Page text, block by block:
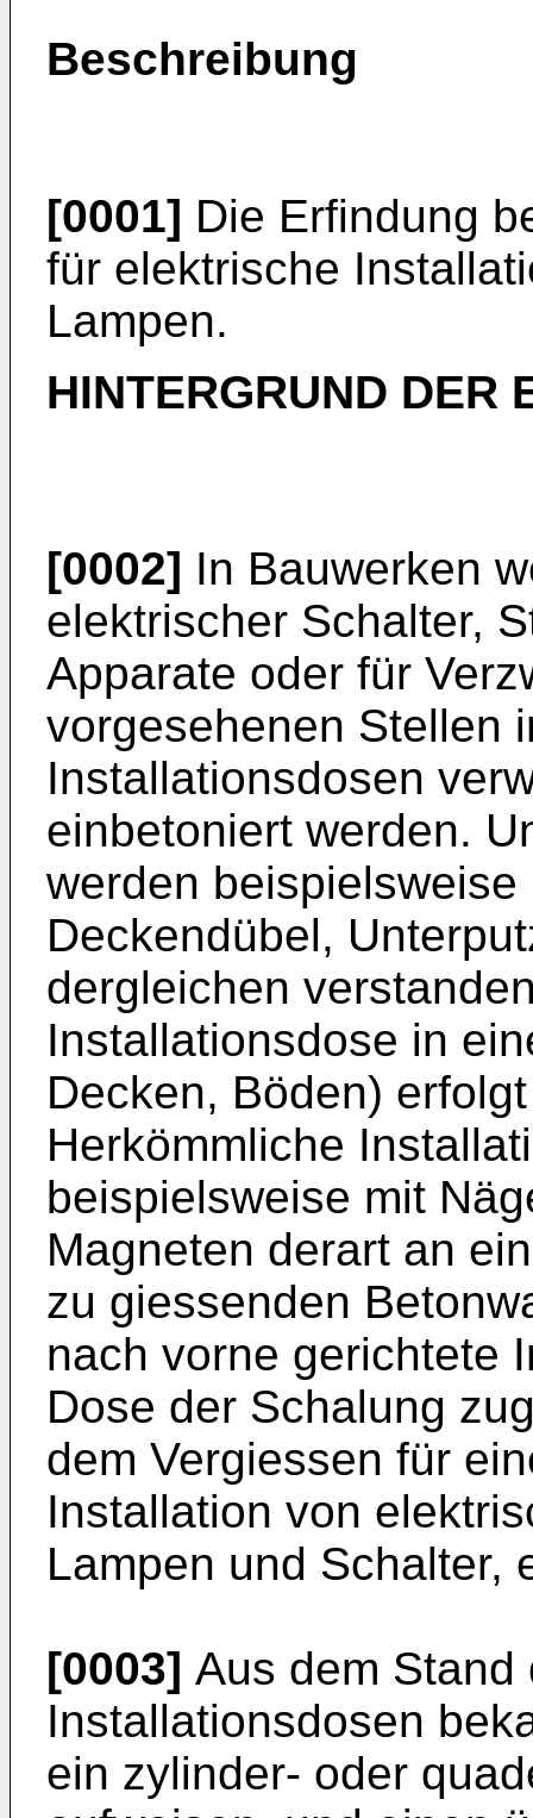
Beschreibung
[0001] Die Erfindung
für elektrische
Lampen.
HINTERGRUND DER
[0002] In Bauwerken
elektrischer Schalter,
Apparate oder für
vorgesehenen Stellen
Installationsdosen
einbetoniert werden.
werden
Deckendübel,
dergleichen
Installationsdose in
Decken, Böden)
Herkömmliche
beispielsweise mit
Magneten derart an
zu giessenden
nach vorne gerichtete
Dose der Schalung
dem Vergiessen für
Installation von
Lampen und Schalter,
[0003] Aus dem Stand
Installationsdosen
ein zylinder- oder